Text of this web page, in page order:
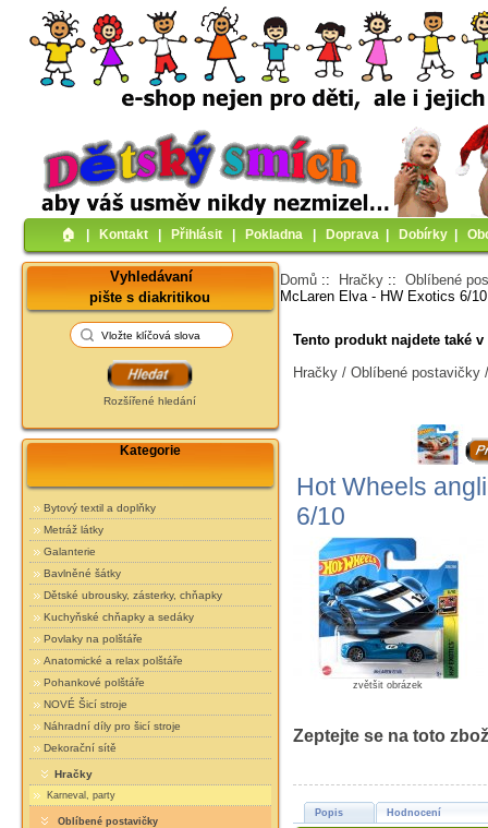
🏠︎ Kontakt Přihlásit Pokladna Doprava Dobírky
Vyhledávaní
pište s diakritikou
Rozšířené hledání
Kategorie
Bytový textil a doplňky
Metráž látky
Galanterie
Bavlněné šátky
Dětské ubrousky, zásterky, chňapky
Kuchyňské chňapky a sedáky
Povlaky na polštáře
Anatomické a relax polštáře
Pohankové polštáře
NOVÉ Šicí stroje
Náhradní díly pro šicí stroje
Dekorační sítě
Hračky
Karneval, party
Oblíbené postavičky
Domů :: Hračky ::Oblíbené
McLaren Elva - HW Exotics 6/10
Tento produkt najdete také
Hračky / Oblíbené postavičky
Hot Wheels
6/10
zvětšit obrázek
Zeptejte se na toto
Popis Hodnocení